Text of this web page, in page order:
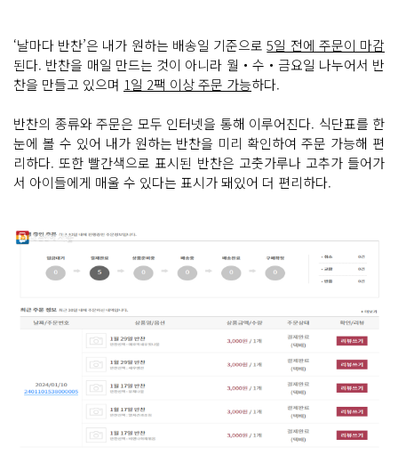
‘날마다 반찬’은 내가 원하는 배송일 기준으로5일 전에 주문이 마감
된다. 반찬을 매일 만드는 것이 아니라 월‧수‧금요일 나누어서 반
찬을 만들고 있으며 1일 2팩 이상 주문 가능하다.
반찬의 종류와 주문은 모두 인터넷을 통해 이루어진다. 식단표를 한
눈에 볼 수 있어 내가 원하는 반찬을 미리 확인하여 주문 가능해 편
리하다. 또한 빨간색으로 표시된 반찬은 고춧가루나 고추가 들어가
서 아이들에게 매울 수 있다는 표시가 돼있어 더 편리하다.